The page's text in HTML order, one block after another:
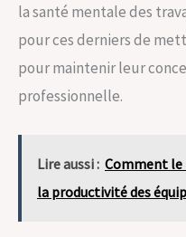
la santé mentale des
pour ces derniers de
pour maintenir leur
professionnelle.
Lire aussi : Comment
la productivité des